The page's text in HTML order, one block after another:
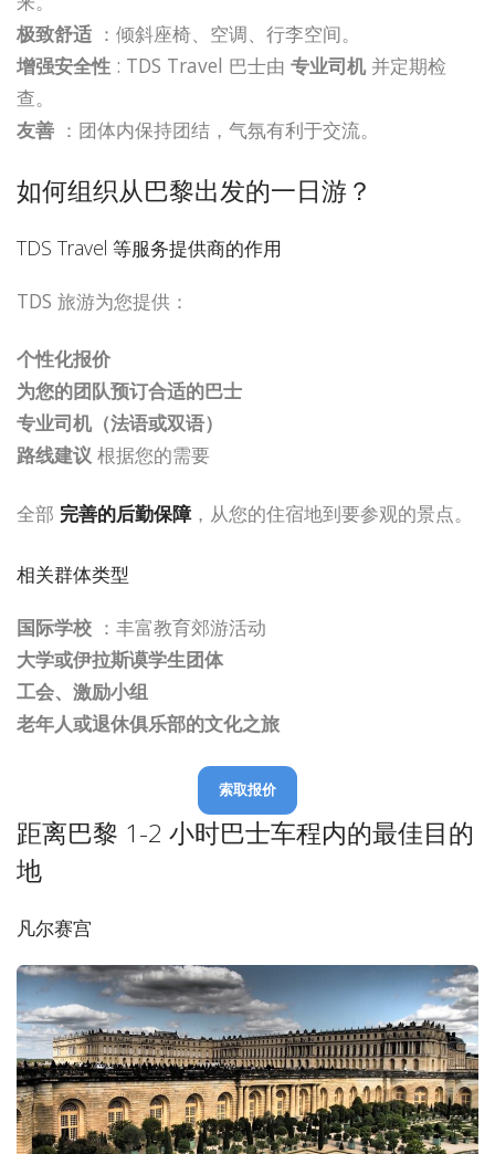
极致舒适 ：倾斜座椅、空调、行李空间。
增强安全性 : TDS Travel 巴士由 专业司机并定期检
查。
友善 ：团体内保持团结，气氛有利于交流。
如何组织从巴黎出发的一日游？
TDS Travel 等服务提供商的作用
TDS 旅游为您提供：
个性化报价
为您的团队预订合适的巴士
专业司机（法语或双语）
路线建议 根据您的需要
全部 完善的后勤保障，从您的住宿地到要参观的景点。
相关群体类型
国际学校 ：丰富教育郊游活动
大学或伊拉斯谟学生团体
工会、激励小组
老年人或退休俱乐部的文化之旅
索取报价
距离巴黎 1-2 小时巴士车程内的最佳目的
地
凡尔赛宫